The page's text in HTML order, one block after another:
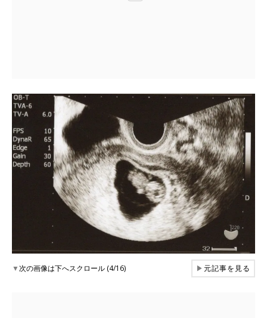
▼次の画像は下へスクロール (4/16) ▶元記事を見る